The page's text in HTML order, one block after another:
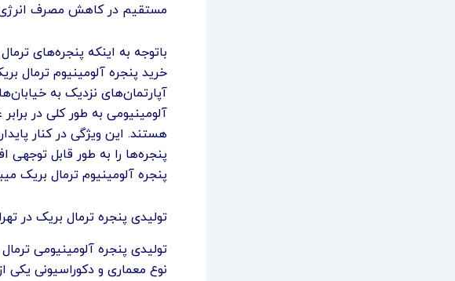
مستقیم در کاهش مصرف
باتوجه به اینکه پنجره‌های
خرید پنجره آلومینیوم ترمال
آپارتمان‌های نزدیک به
هستند. این ویژگی در کنار
پنجره‌ها را به طور قابل
پنجره آلومینیوم ترمال بریک
تولیدی پنجره ترمال بریک در
تولیدی پنجره آلومینیومی
نوع معماری و دکوراسیونی یکی